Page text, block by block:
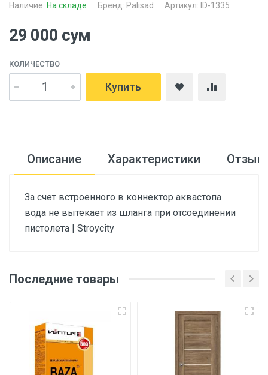
Наличие: На складе Бренд: Palisad Артикул: ID-1335
29 000 сум
КОЛИЧЕСТВО
Купить
Описание Характеристики
За счет встроенного в коннектор аквастопа
вода не вытекает из шланга при отсоединении
пистолета | Stroycity
Основные
ID-1335
Бренд
Palisad
Последние товары